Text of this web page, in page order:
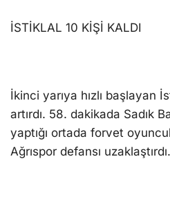
İSTİKLAL 10 KİŞİ KALDI
İkinci yarıya hızlı başlayan
artırdı. 58. dakikada Sadık
yaptığı ortada forvet
Ağrıspor defansı uzaklaştırdı.